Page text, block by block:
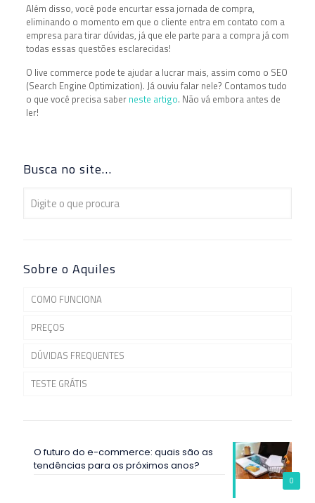
Além disso, você pode encurtar essa jornada de compra,
eliminando o momento em que o cliente entra em contato com a
empresa para tirar dúvidas, já que ele parte para a compra já com
todas essas questões esclarecidas!
O live commerce pode te ajudar a lucrar mais, assim como o SEO
(Search Engine Optimization). Já ouviu falar nele? Contamos tudo
o que você precisa saber neste artigo. Não vá embora antes de
ler!
Busca no site…
Sobre o Aquiles
COMO FUNCIONA
PREÇOS
DÚVIDAS FREQUENTES
TESTE GRÁTIS
0
O futuro do e-commerce: quais são as
tendências para os próximos anos?